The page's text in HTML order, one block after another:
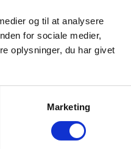
og til at analysere
for sociale medier,
oplysninger, du har givet
Marketing